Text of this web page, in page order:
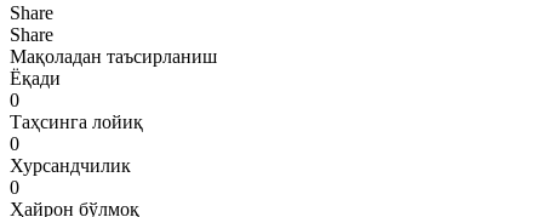
Share
Share
Мақоладан таъсирланиш
Ёқади
0
Таҳсинга лойиқ
0
Хурсандчилик
0
Ҳайрон бўлмоқ